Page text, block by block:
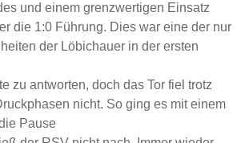
und einem grenzwertigen Einsatz
die 1:0 Führung. Dies war eine der nur
der Löbichauer in der ersten
zu antworten, doch das Tor fiel trotz
nicht. So ging es mit einem
Pause